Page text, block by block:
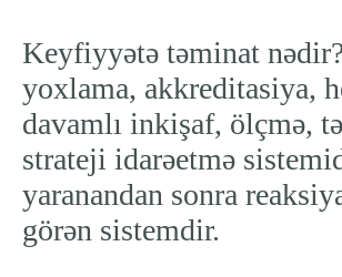
Keyfiyyətə təminat
yoxlama, akkreditasiya,
davamlı inkişaf, ölçmə,
strateji idarəetmə
yaranandan sonra
görən sistemdir.